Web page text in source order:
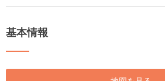
基本情報